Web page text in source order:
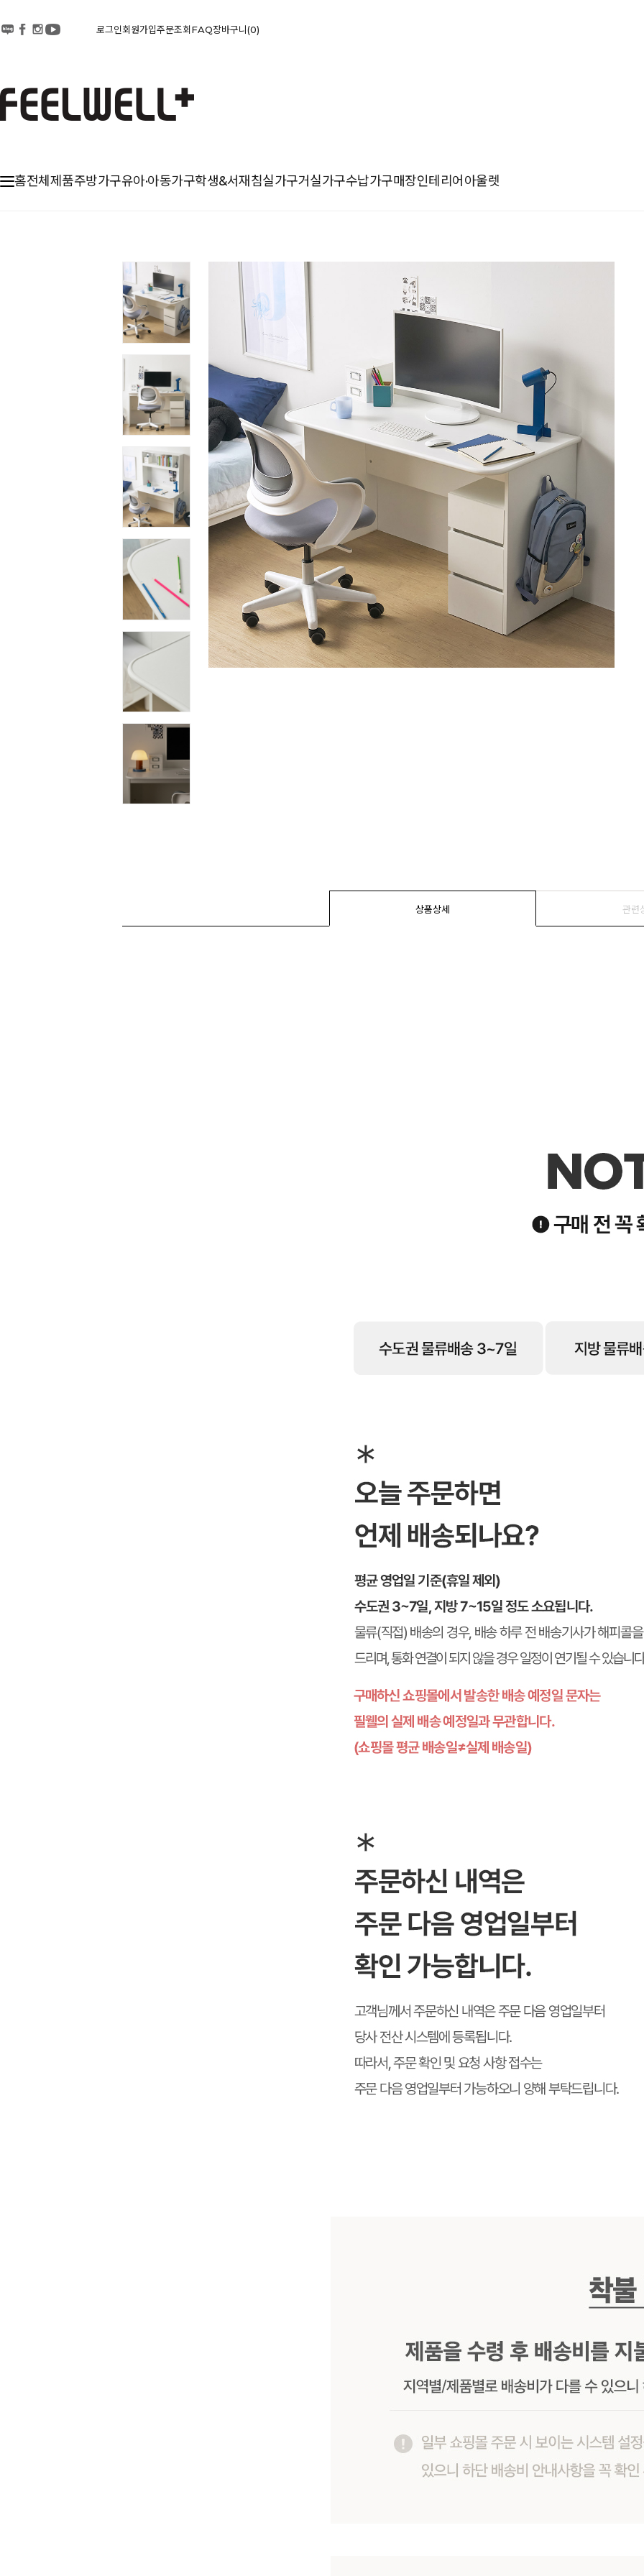
로그인회원가입주문조회FAQ장바구니 0
홈전체제품주방가구유아·아동가구학생&서재 침실가구거실가구수납가구매장인테리어 아울렛
상품상세 관련